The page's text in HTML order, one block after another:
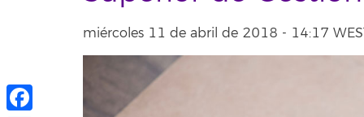
miércoles 11 de abril de 2018 - 14:17